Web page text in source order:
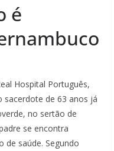
é
Hospital Português,
sacerdote de 63 anos já
no sertão de
se encontra
saúde. Segundo